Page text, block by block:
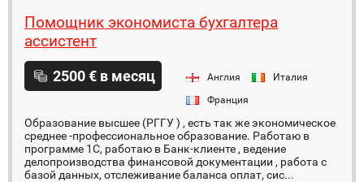
Помощник экономиста бухгалтера
ассистент
2500 € в месяц Англия
Италия
Франция
Образование высшее (РГГУ ) , есть так же экономическое
среднее -профессиональное образование. Работаю в
программе 1С, работаю в Банк-клиенте , ведение
делопроизводства финансовой документации , работа с
базой данных, отслеживание баланса оплат, сис...